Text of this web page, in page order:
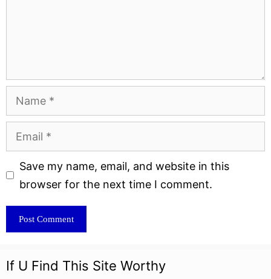
Name
Email
Website
Save my name, email, and website in this
browser for the next time I comment.
If U Find This Site Worthy